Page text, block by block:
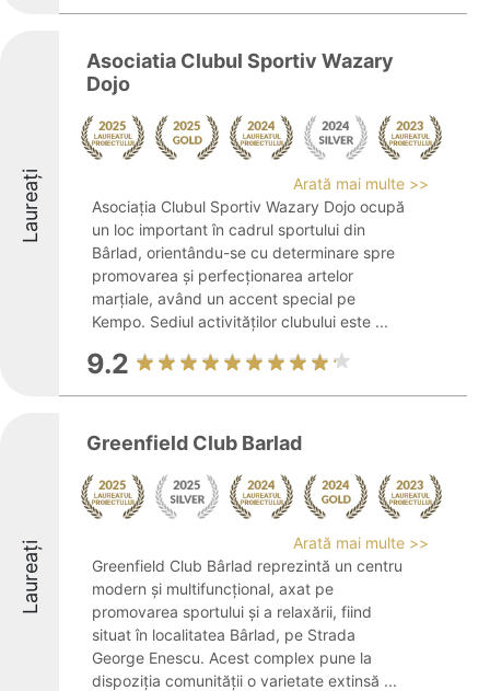
Laureați
Asociatia Clubul Sportiv Wazary
Dojo
Arată mai multe >>
Asociația Clubul Sportiv Wazary Dojo ocupă
un loc important în cadrul sportului din
Bârlad, orientându-se cu determinare spre
promovarea și perfecționarea artelor
marțiale, având un accent special pe
Kempo. Sediul activităților clubului este ...
9.2
Laureați
Greenfield Club Barlad
Arată mai multe >>
Greenfield Club Bârlad reprezintă un centru
modern și multifuncțional, axat pe
promovarea sportului și a relaxării, fiind
situat în localitatea Bârlad, pe Strada
George Enescu. Acest complex pune la
dispoziția comunității o varietate extinsă ...